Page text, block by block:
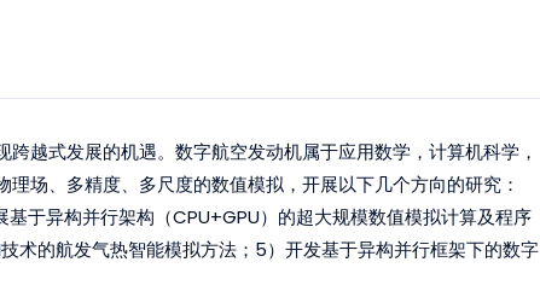
越式发展的机遇。数字航空发动机属于应用数学，计算机科学，
场、多精度、多尺度的数值模拟，开展以下几个方向的研究：
于异构并行架构（CPU+GPU）的超大规模数值模拟计算及程序
术的航发气热智能模拟方法；5）开发基于异构并行框架下的数字